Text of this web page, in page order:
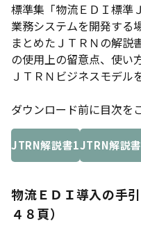
標準集「物流ＥＤＩ標準
業務システムを開発する
まとめたＪＴＲＮの解
の使用上の留意点、使い
ＪＴＲＮビジネスモデル
ダウンロード前に目次を
JTRN解説書1JTRN解説
物流ＥＤＩ導入の手
４８頁）